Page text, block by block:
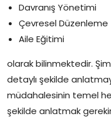
Davranış Yönetimi
Çevresel Düzenleme
Aile Eğitimi
olarak bilinmektedir.
detaylı şekilde
müdahalesinin temel
şekilde anlatmak